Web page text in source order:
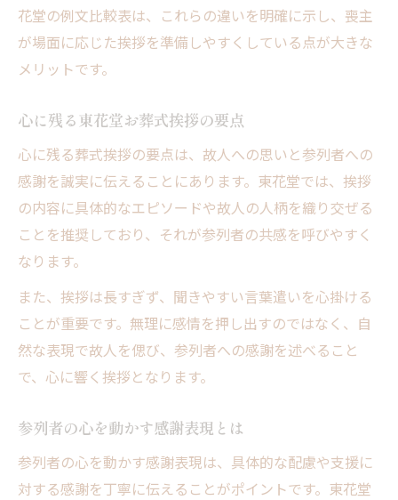
思いを込めたお別れを支える葬式の基本知識
東花堂お葬式の流れと基本マナー一覧
八王子市で知っておきたいお別れの作法
東花堂お葬式ならではの配慮ポイント
お別れをより心に残すための準備術
花堂の例文比較表は、これらの違いを明確に示し、喪主
が場面に応じた挨拶を準備しやすくしている点が大きな
メリットです。
心に残る東花堂お葬式挨拶の要点
心に残る葬式挨拶の要点は、故人への思いと参列者への
感謝を誠実に伝えることにあります。東花堂では、挨拶
の内容に具体的なエピソードや故人の人柄を織り交ぜる
ことを推奨しており、それが参列者の共感を呼びやすく
なります。
また、挨拶は長すぎず、聞きやすい言葉遣いを心掛ける
ことが重要です。無理に感情を押し出すのではなく、自
然な表現で故人を偲び、参列者への感謝を述べること
で、心に響く挨拶となります。
参列者の心を動かす感謝表現とは
参列者の心を動かす感謝表現は、具体的な配慮や支援に
対する感謝を丁寧に伝えることがポイントです。東花堂